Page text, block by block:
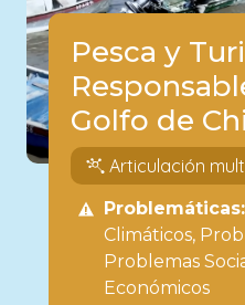
Pesca y
Golfo de
Articulación
Problemáticas:
Climáticos
Problemas
Económicos